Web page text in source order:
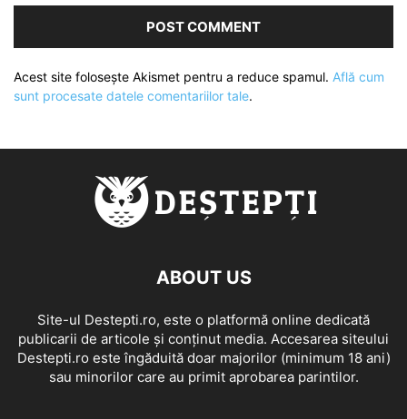
Acest site folosește Akismet pentru a reduce spamul. Află cum
sunt procesate datele comentariilor tale.
ABOUT US
Site-ul Destepti.ro, este o platformă online dedicată
publicarii de articole și conținut media. Accesarea siteului
Destepti.ro este îngăduită doar majorilor (minimum 18 ani)
sau minorilor care au primit aprobarea parintilor.